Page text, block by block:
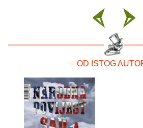
– OD ISTOG